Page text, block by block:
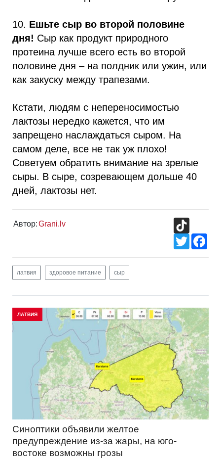
10. Ешьте сыр во второй половине
дня! Сыр как продукт природного
протеина лучше всего есть во второй
половине дня – на полдник или ужин, или
как закуску между трапезами.
Кстати, людям с непереносимостью
лактозы нередко кажется, что им
запрещено наслаждаться сыром. На
самом деле, все не так уж плохо!
Советуем обратить внимание на зрелые
сыры. В сыре, созревающем дольше 40
дней, лактозы нет.
Автор:Grani.lv
Twitter
латвия здоровое питание сыр
ЛАТВИЯ
Синоптики объявили желтое
предупреждение из-за жары, на юго-
востоке возможны грозы